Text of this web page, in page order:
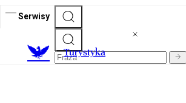
Serwisy
Turystyka